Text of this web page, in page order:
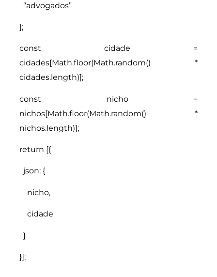
“advogados”
];
const cidade =
cidades[Math.floor(Math.random() *
cidades.length)];
const nicho =
nichos[Math.floor(Math.random() *
nichos.length)];
return [{
json: {
nicho,
cidade
}
}];